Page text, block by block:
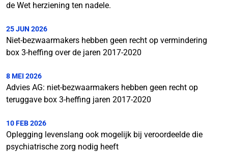
de Wet herziening ten nadele.
25 JUN 2026
Niet-bezwaarmakers hebben geen recht op vermindering
box 3-heffing over de jaren 2017-2020
8 MEI 2026
Advies AG: niet-bezwaarmakers hebben geen recht op
teruggave box 3-heffing jaren 2017-2020
10 FEB 2026
Oplegging levenslang ook mogelijk bij veroordeelde die
psychiatrische zorg nodig heeft